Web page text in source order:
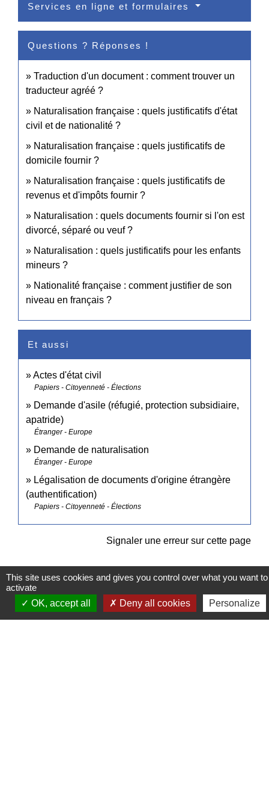
Services en ligne et formulaires
Questions ? Réponses !
Traduction d'un document : comment trouver un
traducteur agréé ?
Naturalisation française : quels justificatifs d'état
civil et de nationalité ?
Naturalisation française : quels justificatifs de
domicile fournir ?
Naturalisation française : quels justificatifs de
revenus et d'impôts fournir ?
Naturalisation : quels documents fournir si l'on est
divorcé, séparé ou veuf ?
Naturalisation : quels justificatifs pour les enfants
mineurs ?
Nationalité française : comment justifier de son
niveau en français ?
Et aussi
Actes d'état civil
Papiers - Citoyenneté - Élections
Demande d'asile (réfugié, protection subsidiaire,
apatride)
Étranger - Europe
Demande de naturalisation
Étranger - Europe
Légalisation de documents d'origine étrangère
(authentification)
Papiers - Citoyenneté - Élections
Signaler une erreur sur cette page
Contacts
This site uses cookies and gives you control over what you want to
activate
OK, accept all
Deny all cookies Personalize